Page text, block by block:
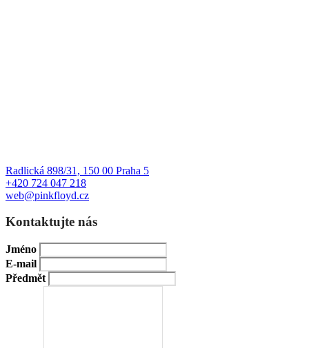
Radlická 898/31, 150 00 Praha 5
+420 724 047 218
web@pinkfloyd.cz
Kontaktujte nás
Jméno
E-mail
Předmět